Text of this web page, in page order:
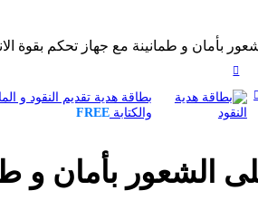
بأمان و طمانينة مع جهاز تحكم بقوة
بطاقة هدية تقديم النقود و
والكتابةFREE
الشعور بأمان و